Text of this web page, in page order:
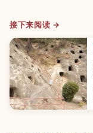
接下来阅读 →